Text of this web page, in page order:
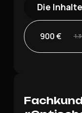
Die
900 €